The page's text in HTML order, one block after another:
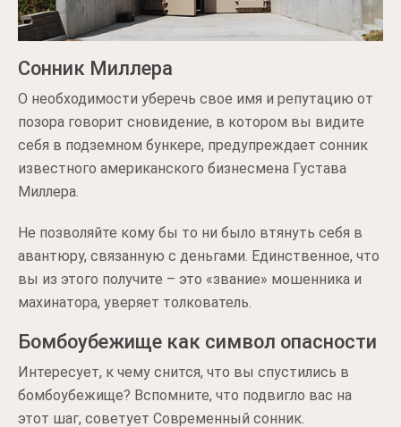
Сонник Миллера
О необходимости уберечь свое имя и репутацию от
позора говорит сновидение, в котором вы видите
себя в подземном бункере, предупреждает сонник
известного американского бизнесмена Густава
Миллера.
Не позволяйте кому бы то ни было втянуть себя в
авантюру, связанную с деньгами. Единственное, что
вы из этого получите – это «звание» мошенника и
махинатора, уверяет толкователь.
Бомбоубежище как символ опасности
Интересует, к чему снится, что вы спустились в
бомбоубежище? Вспомните, что подвигло вас на
этот шаг, советует Современный сонник.